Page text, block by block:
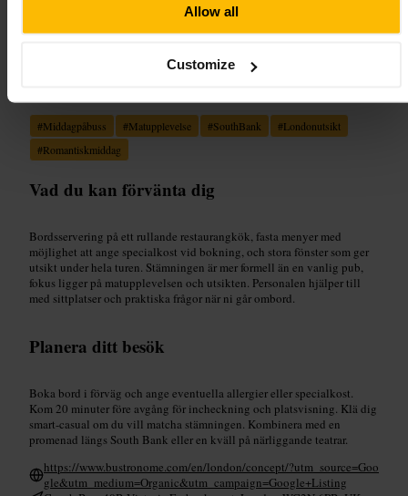
Allow all
Customize
Middag på hjul med utsikt över Themsen
#Middagpåbuss #Matupplevelse #SouthBank #Londonutsikt
#Romantiskmiddag
Vad du kan förvänta dig
Bordsservering på ett rullande restaurangkök, fasta menyer med
möjlighet att ange specialkost vid bokning, och stora fönster som ger
utsikt under hela turen. Stämningen är mer formell än en vanlig pub,
fokus ligger på matupplevelsen och utsikten. Personalen hjälper till
med sittplatser och praktiska frågor när ni går ombord.
Planera ditt besök
Boka bord i förväg och ange eventuella allergier eller specialkost.
Kom 20 minuter före avgång för incheckning och platsvisning. Klä dig
smart-casual om du vill matcha stämningen. Kombinera med en
promenad längs South Bank eller en kväll på närliggande teatrar.
https://www.bustronome.com/en/london/concept/?utm_source=Goo
gle&utm_medium=Organic&utm_campaign=Google+Listing